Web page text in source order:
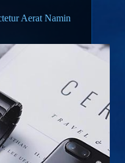
Aerat Namin